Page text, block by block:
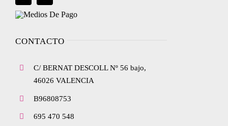
Política de privacidad
Ley de cookies
Condiciones de contratación
CONTACTO
C/ BERNAT DESCOLL Nº 56 bajo,
46026 VALENCIA
B96808753
695 470 548